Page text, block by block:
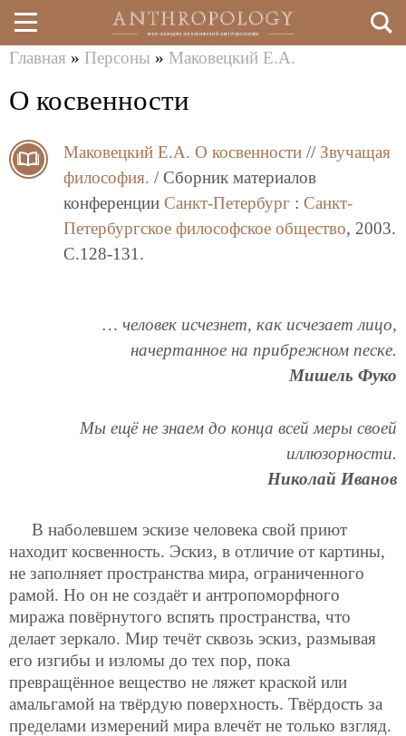
Перейти
к
содержанию
здесь
Главная » Персоны » Маковецкий Е.А.
О косвенности
Маковецкий Е.А. О косвенности // Звучащая
философия. / Сборник материалов
конференции Санкт-Петербург : Санкт-
Петербургское философское общество, 2003.
C.128-131.
… человек исчезнет, как исчезает лицо,
начертанное на прибрежном песке.
Мишель Фуко
Мы ещё не знаем до конца всей меры своей
иллюзорности.
Николай Иванов
В наболевшем эскизе человека свой приют
находит косвенность. Эскиз, в отличие от картины,
не заполняет пространства мира, ограниченного
рамой. Но он не создаёт и антропоморфного
миража повёрнутого вспять пространства, что
делает зеркало. Мир течёт сквозь эскиз, размывая
его изгибы и изломы до тех пор, пока
превращённое вещество не ляжет краской или
амальгамой на твёрдую поверхность. Твёрдость за
пределами измерений мира влечёт не только взгляд.